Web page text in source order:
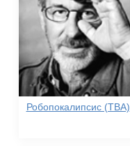
Робопокалипсис (TBA)